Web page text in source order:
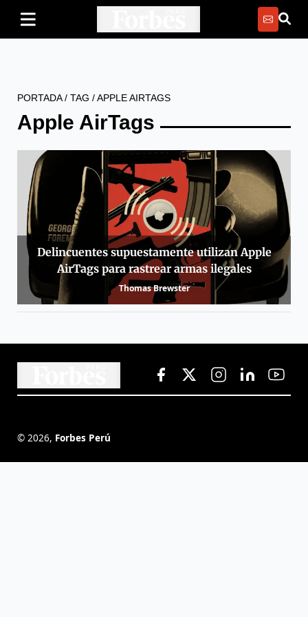
PORTADA/ TAG /APPLE AIRTAGS
Apple AirTags
Delincuentes supuestamente utilizan Apple
AirTags para rastrear armas ilegales
Thomas Brewster
© 2026, Forbes Perú